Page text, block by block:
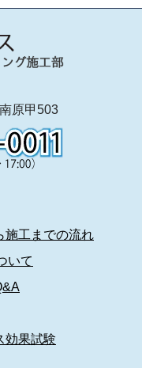
原甲503
施工までの流れ
いて
効果試験